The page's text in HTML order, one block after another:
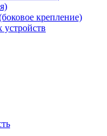
крепление)